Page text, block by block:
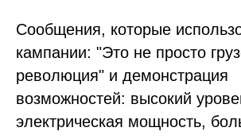
Сообщения, которые
кампании: "Это не просто
революция" и демонстрация
возможностей: высокий
электрическая мощность,